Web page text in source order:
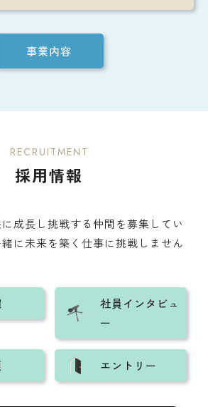
事業内容
RECRUITMENT
採用情報
成長し挑戦する仲間を募集してい
に未来を築く仕事に挑戦しません
社員インタビュ
ー
エントリー